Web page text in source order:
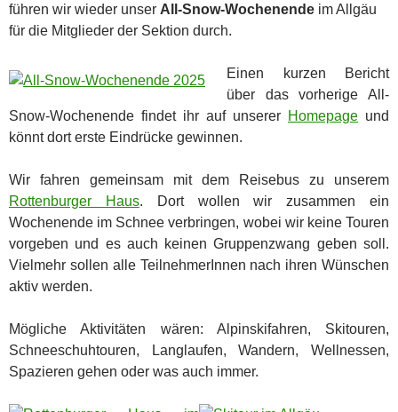
führen wir wieder unser All-Snow-Wochenende im Allgäu
für die Mitglieder der Sektion durch.
Einen kurzen Bericht
über das vorherige All-
Snow-Wochenende findet ihr auf unserer Homepage und
könnt dort erste Eindrücke gewinnen.
Wir fahren gemeinsam mit dem Reisebus zu unserem
Rottenburger Haus. Dort wollen wir zusammen ein
Wochenende im Schnee verbringen, wobei wir keine Touren
vorgeben und es auch keinen Gruppenzwang geben soll.
Vielmehr sollen alle TeilnehmerInnen nach ihren Wünschen
aktiv werden.
Mögliche Aktivitäten wären: Alpinskifahren, Skitouren,
Schneeschuhtouren, Langlaufen, Wandern, Wellnessen,
Spazieren gehen oder was auch immer.